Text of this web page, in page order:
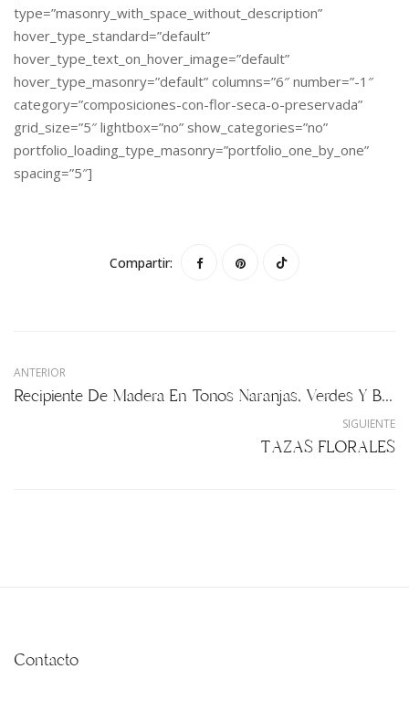
type=”masonry_with_space_without_description”
hover_type_standard=”default”
hover_type_text_on_hover_image=”default”
hover_type_masonry=”default” columns=”6″ number=”-1″
category=”composiciones-con-flor-seca-o-preservada”
grid_size=”5″ lightbox=”no” show_categories=”no”
portfolio_loading_type_masonry=”portfolio_one_by_one”
spacing=”5″]
Compartir:
ANTERIOR
Recipiente De Madera En Tonos Naranjas, Verdes Y Blancos
SIGUIENTE
TAZAS FLORALES
Contacto